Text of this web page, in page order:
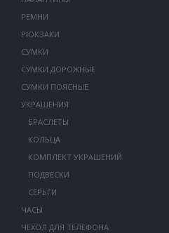
РЕМНИ
РЮКЗАКИ
СУМКИ
СУМКИ ДОРОЖНЫЕ
СУМКИ ПОЯСНЫЕ
УКРАШЕНИЯ
БРАСЛЕТЫ
КОЛЬЦА
КОМПЛЕКТ УКРАШЕНИЙ
ПОДВЕСКИ
СЕРЬГИ
ЧАСЫ
ЧЕХОЛ ДЛЯ ТЕЛЕФОНА